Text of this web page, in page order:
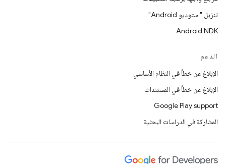
تنزيل "استوديو Android"
Android NDK
الدعم
الإبلاغ عن خطأ في النظام الأساسي
الإبلاغ عن خطأ في المستندات
Google Play support
المشاركة في الدراسات البحثية